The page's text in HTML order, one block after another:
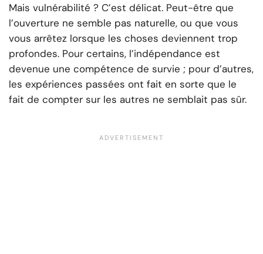
Mais vulnérabilité ? C’est délicat. Peut-être que
l’ouverture ne semble pas naturelle, ou que vous
vous arrêtez lorsque les choses deviennent trop
profondes. Pour certains, l’indépendance est
devenue une compétence de survie ; pour d’autres,
les expériences passées ont fait en sorte que le
fait de compter sur les autres ne semblait pas sûr.